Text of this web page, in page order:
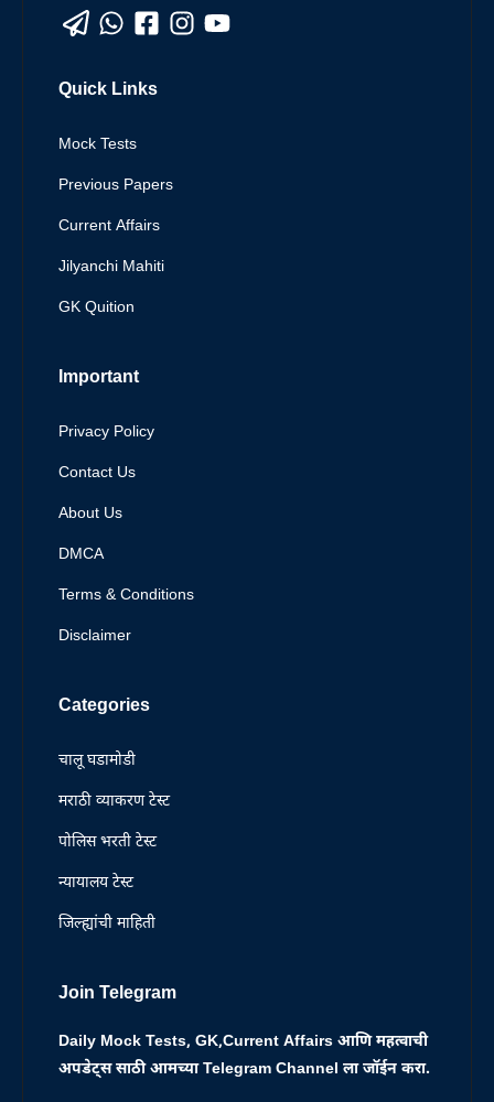
Quick Links
Mock Tests
Previous Papers
Current Affairs
Jilyanchi Mahiti
GK Quition
Important
Privacy Policy
Contact Us
About Us
DMCA
Terms & Conditions
Disclaimer
Categories
चालू घडामोडी
मराठी व्याकरण टेस्ट
पोलिस भरती टेस्ट
न्यायालय टेस्ट
जिल्ह्यांची माहिती
Join Telegram
Daily Mock Tests, GK,Current Affairs आणि महत्वाची
अपडेट्स साठी आमच्या Telegram Channel ला जॉईन करा.